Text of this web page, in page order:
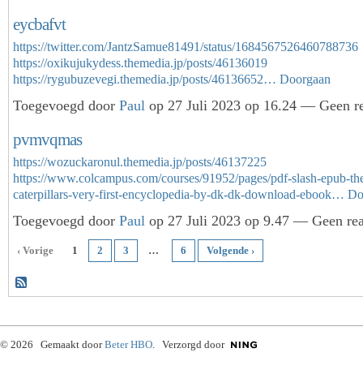
eycbafvt
https://twitter.com/JantzSamue81491/status/1684567526460788736
https://oxikujukydess.themedia.jp/posts/46136019
https://rygubuzevegi.themedia.jp/posts/46136652… Doorgaan
Toegevoegd door Paul op 27 Juli 2023 op 16.24 — Geen
pvmvqmas
https://wozuckaronul.themedia.jp/posts/46137225
https://www.colcampus.com/courses/91952/pages/pdf-slash-epub-
caterpillars-very-first-encyclopedia-by-dk-dk-download-ebook…
Toegevoegd door Paul op 27 Juli 2023 op 9.47 — Geen
‹ Vorige 1 2 3 … 6 Volgende ›
© 2026 Gemaakt doorBeter HBO. Verzorgd door